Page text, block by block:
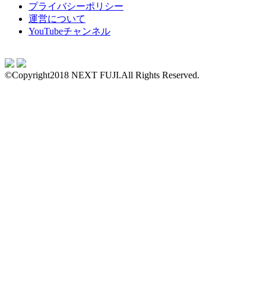
プライバシーポリシー
運営について
YouTubeチャンネル
©Copyright2018 NEXT FUJI.All Rights Reserved.